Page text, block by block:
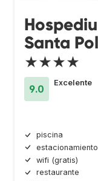
Santa
★★★★
9.0
Excelente
piscina
estacionamiento
wifi (gratis)
restaurante